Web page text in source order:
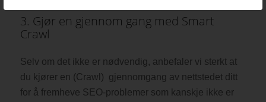
3. Gjør en gjennom gang med Smart
Crawl
Selv om det ikke er nødvendig, anbefaler vi sterkt at
du kjører en (Crawl) gjennomgang av nettstedet ditt
for å fremheve SEO-problemer som kanskje ikke er